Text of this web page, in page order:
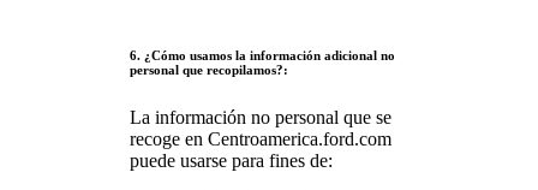
6. ¿Cómo usamos la información adicional no
personal que recopilamos?:
La información no personal que se
recoge en Centroamerica.ford.com
puede usarse para fines de: